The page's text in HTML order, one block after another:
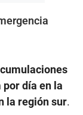
día en la
la región sur.